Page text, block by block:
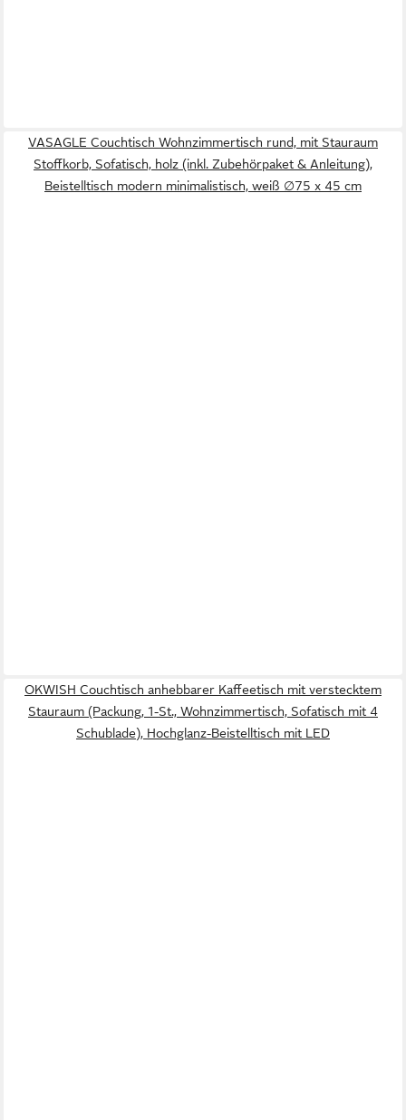
VASAGLE Couchtisch Wohnzimmertisch rund, mit Stauraum
Stoffkorb, Sofatisch, holz (inkl. Zubehörpaket & Anleitung),
Beistelltisch modern minimalistisch, weiß ∅75 x 45 cm
OKWISH Couchtisch anhebbarer Kaffeetisch mit verstecktem
Stauraum (Packung, 1-St., Wohnzimmertisch, Sofatisch mit 4
Schublade), Hochglanz-Beistelltisch mit LED